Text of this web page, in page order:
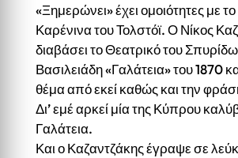
«Ξημερώνει» έχει ομοιότητες με
Καρένινα του Τολστόϊ. Ο Νίκος
διαβάσει το Θεατρικό του
Βασιλειάδη «Γαλάτεια» του 1870
θέμα από εκεί καθώς και την
Δι’ εμέ αρκεί μία της Κύπρου
Γαλάτεια.
Και ο Καζαντζάκης έγραψε σε